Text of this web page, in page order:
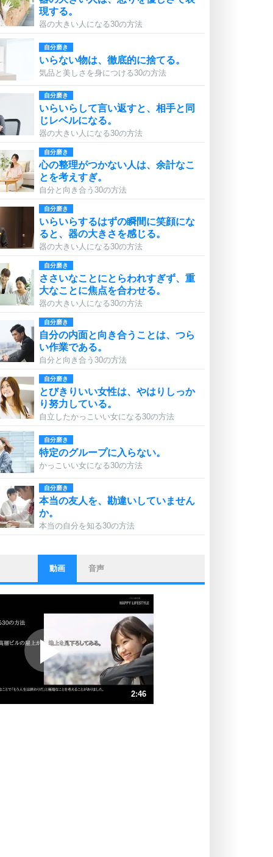
現する。
器の大きい人になる30の方法
自分磨き
いらない物は、徹底的に捨てる。
気品と美しさを身につける30の方法
自分磨き
いらいらして言い返すと、相手と同
じレベルになる。
器の大きい人になる30の方法
自分磨き
心の整理がつかない人は、余計なこ
とを考えすぎ。
自分と向き合う30の方法
自分磨き
いらいらするはずの瞬間に笑顔にな
ると、器の大きさを感じる。
器の大きい人になる30の方法
自分磨き
ささいなことにとらわれすぎず、重
大なことに焦点を合わせる。
器の大きい人になる30の方法
自分磨き
自分の内面と向き合うことは、つら
い作業である。
自分と向き合う30の方法
自分磨き
とびきりいい女性は、やはりしっか
り努力している。
自立したかっこいい女になる30の方法
自分磨き
特定のグループに入らない。
かっこいい女になる30の方法
自分磨き
本当の友人を、勘違いしていません
か。
本当の自分を知る30の方法
ストレス対策
他人と比べない。
いっそのこと、他人を見ない。
ポジティブになれない原因は、行動
しないから。
ポジティブ思考になる30の方法
ストレス対策
動画 音声
2:46